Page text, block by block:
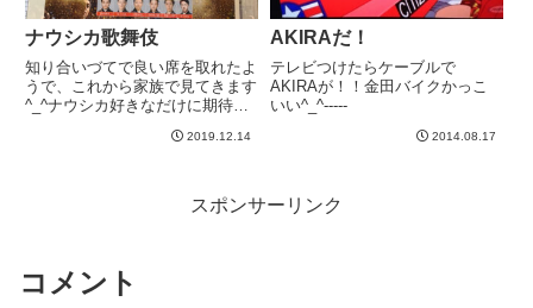
ナウシカ歌舞伎
知り合いづてで良い席を取れたよ
うで、これから家族で見てきます
^_^ナウシカ好きなだけに期待と
2019.12.14
AKIRAだ！
テレビつけたらケーブルで
AKIRAが！！金田バイクかっこ
いい^_^-----
2014.08.17
スポンサーリンク
コメント